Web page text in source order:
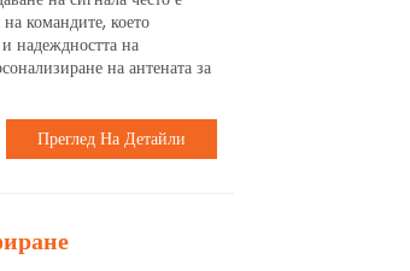
командите, което
надеждността на
на антената за
Преглед На Детайли